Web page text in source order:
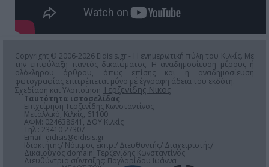
Copyright © 2006-2026 Eidisis.gr - Η ενημερωτική πύλη του Κιλκίς. Με
την επιφύλαξη παντός δικαιώματος. Η αναδημοσίευση μέρους ή
ολόκληρου άρθρου, όπως επίσης και η αναδημοσίευση
φωτογραφίας επιτρέπεται μόνο μέ έγγραφη άδεια του εκδότη.
Σχεδίαση και Υλοποίηση Τερζενίδης Νικος
Ταυτότητα ιστοσελίδας
Επιχείρηση Τερζενίδης Κωνσταντίνος
Μεταλλικό, Κιλκίς, 61100
ΑΦΜ: 024638641, ΔΟΥ Κιλκίς
Τηλ.: 23410 27307
Email: eidisis@eidisis.gr
Ιδιοκτήτης/ Νόμιμος εκπρ./ Διευθυντής/ Διαχειριστής/
Δικαιούχος domain: Τερζενίδης Κωνσταντίνος
Διευθύντρια σύνταξης: Παγλαρίδου Ιωάννα